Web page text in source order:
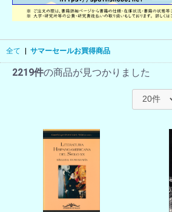
全て サマーセールお買得商品
2219件の商品が見つかりました